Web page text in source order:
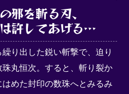
邪を斬る刃、
許してあげる…
り出した鋭い斬撃で、迫り
珠丸恒次。すると、斬り裂か
めた封印の数珠へとみるみ